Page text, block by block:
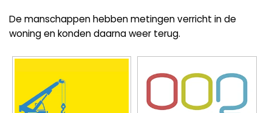
De manschappen hebben metingen verricht in de
woning en konden daarna weer terug.